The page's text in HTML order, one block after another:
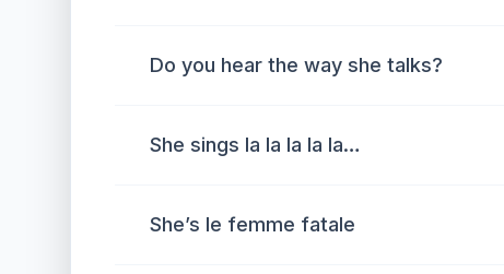
Do you hear the way she talks?
She sings la la la la la…
She’s le femme fatale